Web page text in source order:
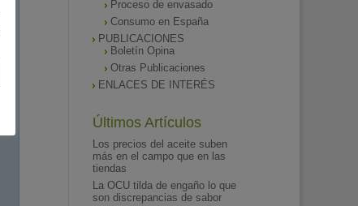
Proceso de envasado
Consumo en España
PUBLICACIONES
Boletín Opina
Otras Publicaciones
ENLACES DE INTERÉS
Últimos Artículos
Los precios del aceite suben
más en el campo que en las
tiendas
La OCU tilda de engaño lo que
son discrepancias de sabor